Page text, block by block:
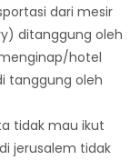
dari mesir
ditanggung oleh
hotel
tanggung oleh
tidak mau ikut
jerusalem tidak